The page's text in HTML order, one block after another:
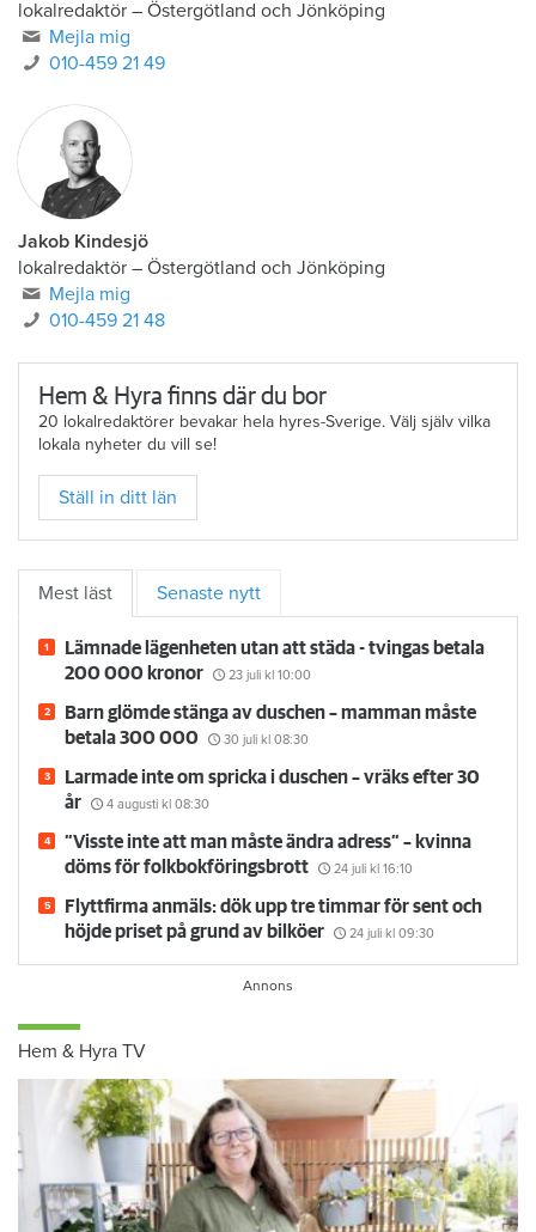
Jenny Knutsson
lokalredaktör–
Mejla mig
Jakob Kindesjö
lokalredaktör–
Mejla mig
Hem & Hyra finns där du bor
20 lokalredaktörer bevakar hela hyres-Sverige. Välj själv vilka
lokala nyheter du vill se!
Ställ in ditt län
Senaste nytt
Lämnade lägenheten utan att städa - tvingas betala
200 000 kronor
kl 10:00
Barn glömde stänga av duschen – mamman måste
betala 300 000
30 juli kl 08:30
Larmade inte om spricka i duschen – vräks efter 30
år
4 augusti kl 08:30
”Visste inte att man måste ändra adress” – kvinna
döms för folkbokföringsbrott
kl 16:10
Flyttfirma anmäls: dök upp tre timmar för sent och
höjde priset på grund av bilköer
24 juli kl 09:30
Hem & Hyra TV